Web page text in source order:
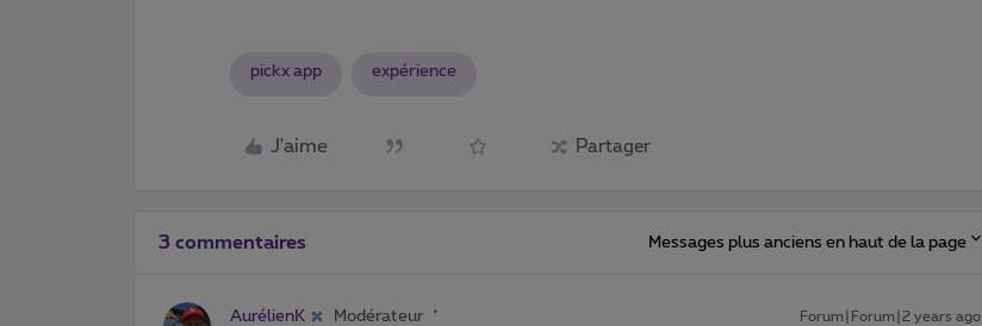
pickx app expérience
J'aime Partager
3 commentaires Messages plus anciens en haut de la page
AurélienK Modérateur Forum|Forum|2 years ago